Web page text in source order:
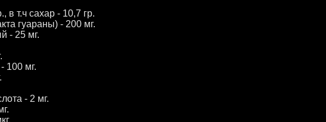
в т.ч сахар - 10,7 гр.
гуараны) - 200 мг.
- 25 мг.
100 мг.
- 2 мг.